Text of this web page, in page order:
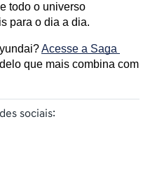
todo o universo
para o dia a dia.
Acesse a Saga
que mais combina com
sociais: